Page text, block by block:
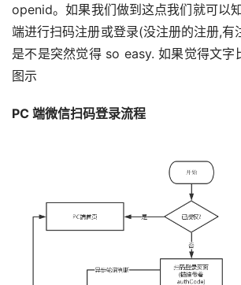
openid。如果我们做到这点我们就可以
端进行扫码注册或登录(没注册的注册,有
是不是突然觉得 so easy. 如果觉得文字
图示
PC 端微信扫码登录流程